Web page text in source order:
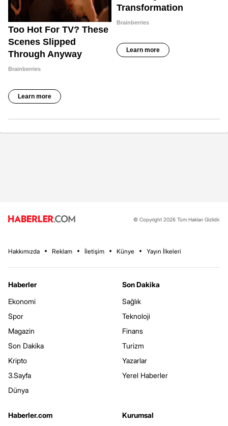
© Copyright 2026 Tüm Hakları Gizlidir.
Hakkımızda Reklam İletişim Künye Yayın İlkeleri
Haberler
Ekonomi
Spor
Magazin
Son Dakika
Kripto
3.Sayfa
Dünya
Son Dakika
Sağlık
Teknoloji
Finans
Turizm
Yazarlar
Yerel Haberler
Haberler.com
Kurumsal